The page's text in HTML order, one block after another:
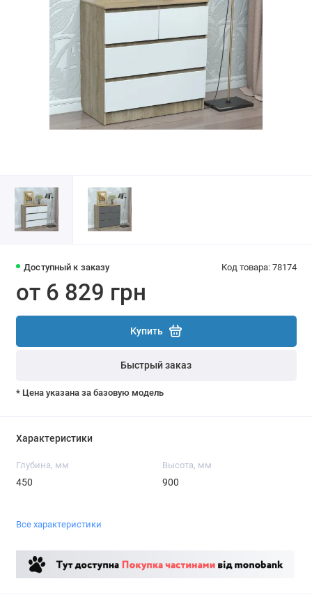
Доступный к заказу Код товара: 78174
от 6 829 грн
Купить
Быстрый заказ
* Цена указана за базовую модель
Характеристики
Глубина, мм
450
Высота, мм
900
Все характеристики